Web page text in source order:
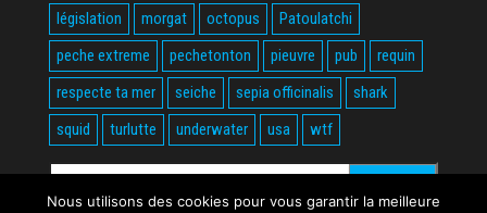
législation
morgat octopus
Patoulatchi
peche extreme
pechetonton pieuvre pub
requin
respecte ta mer
seiche sepia officinalis
shark
squid
turlutte underwater usa wtf
Rechercher :
Nous utilisons des cookies pour vous garantir la meilleure